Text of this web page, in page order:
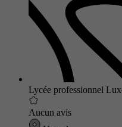
Lycée professionnel
Aucun avis